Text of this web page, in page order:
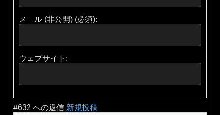
メール (非公開) (必須):
ウェブサイト:
#632 への返信 新規投稿